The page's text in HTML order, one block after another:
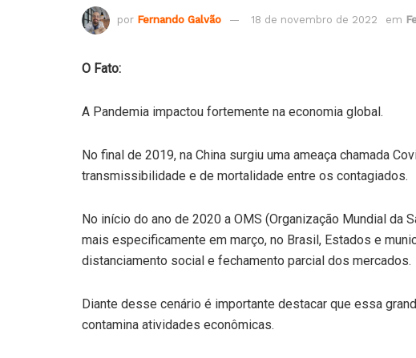
por Fernando Galvão 18 de novembro de 2022 em
O Fato:
A Pandemia impactou fortemente na economia global.
No final de 2019, na China surgiu uma ameaça chamada
transmissibilidade e de mortalidade entre os contagiados.
No início do ano de 2020 a OMS (Organização Mundial da
mais especificamente em março, no Brasil, Estados e
distanciamento social e fechamento parcial dos mercados.
Diante desse cenário é importante destacar que essa
contamina atividades econômicas.